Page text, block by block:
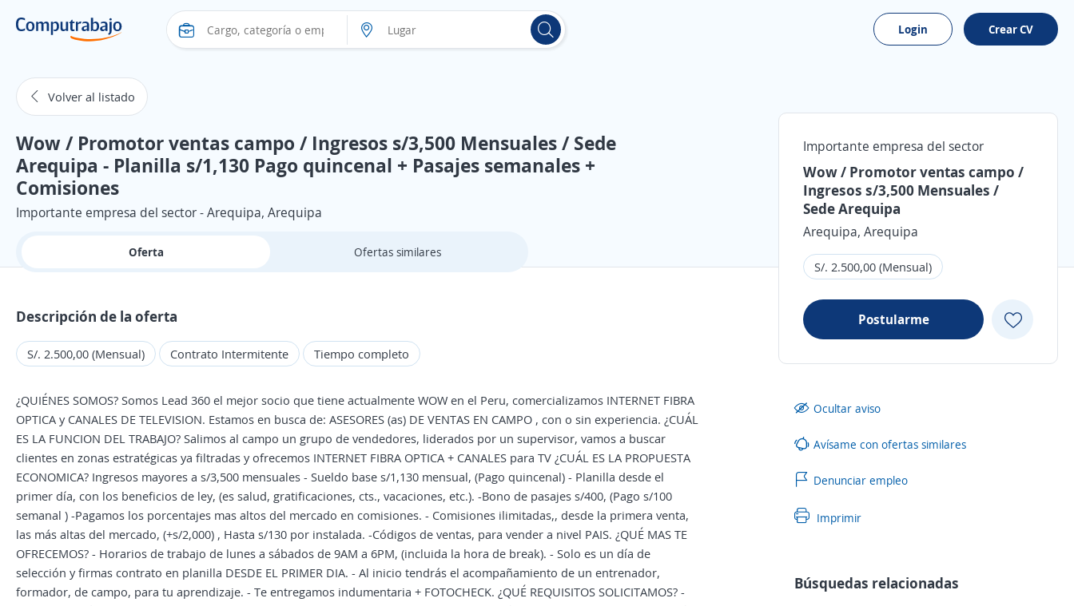
Login Crear CV
Volver al listado
Wow / Promotor ventas campo / Ingresos s/3,500 Mensuales / Sede
Arequipa - Planilla s/1,130 Pago quincenal + Pasajes semanales +
Comisiones
Importante empresa del sector - Arequipa, Arequipa
Oferta Ofertas similares
Descripción de la oferta
S/. 2.500,00 (Mensual) Contrato Intermitente Tiempo completo
¿QUIÉNES SOMOS? Somos Lead 360 el mejor socio que tiene actualmente WOW en el Peru, comercializamos INTERNET FIBRA
OPTICA y CANALES DE TELEVISION. Estamos en busca de: ASESORES (as) DE VENTAS EN CAMPO , con o sin experiencia. ¿CUÁL
ES LA FUNCION DEL TRABAJO? Salimos al campo un grupo de vendedores, liderados por un supervisor, vamos a buscar
clientes en zonas estratégicas ya filtradas y ofrecemos INTERNET FIBRA OPTICA + CANALES para TV ¿CUÁL ES LA PROPUESTA
ECONOMICA? Ingresos mayores a s/3,500 mensuales - Sueldo base s/1,130 mensual, (Pago quincenal) - Planilla desde el
primer día, con los beneficios de ley, (es salud, gratificaciones, cts., vacaciones, etc.). -Bono de pasajes s/400, (Pago s/100
semanal ) -Pagamos los porcentajes mas altos del mercado en comisiones. - Comisiones ilimitadas,, desde la primera venta,
las más altas del mercado, (+s/2,000) , Hasta s/130 por instalada. -Códigos de ventas, para vender a nivel PAIS. ¿QUÉ MAS TE
OFRECEMOS? - Horarios de trabajo de lunes a sábados de 9AM a 6PM, (incluida la hora de break). - Solo es un día de
selección y firmas contrato en planilla DESDE EL PRIMER DIA. - Al inicio tendrás el acompañamiento de un entrenador,
formador, de campo, para tu aprendizaje. - Te entregamos indumentaria + FOTOCHECK. ¿QUÉ REQUISITOS SOLICITAMOS? -
Importante empresa del sector
Wow / Promotor ventas campo /
Ingresos s/3,500 Mensuales /
Sede Arequipa
Arequipa, Arequipa
S/. 2.500,00 (Mensual)
Postularme
Ocultar aviso
Avísame con ofertas similares
Denunciar empleo
Imprimir
Búsquedas relacionadas